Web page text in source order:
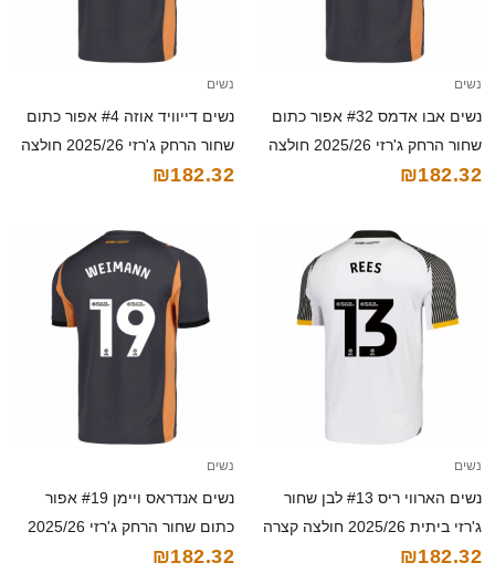
נשים
נשים אבו אדמס #32 אפור כתום
שחור הרחק ג'רזי 2025/26 חולצה
קצרה
₪182.32
נשים
נשים דייוויד אוזה #4 אפור כתום
שחור הרחק ג'רזי 2025/26 חולצה
קצרה
₪182.32
נשים
נשים הארווי ריס #13 לבן שחור
ג'רזי ביתית 2025/26 חולצה קצרה
₪182.32
נשים
נשים אנדראס ויימן #19 אפור
כתום שחור הרחק ג'רזי 2025/26
חולצה קצרה
₪182.32